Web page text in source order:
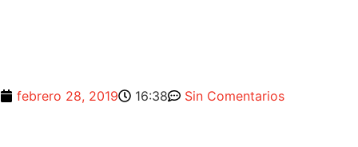
febrero 28, 2019 16:38 Sin Comentarios